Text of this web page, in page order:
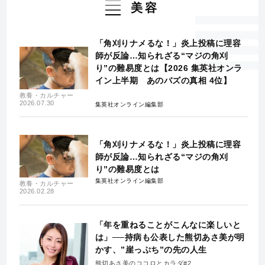
美容
教養・カルチャー
2026.07.30
「角刈りナメるな！」炎上投稿に理容
師が反論…知られざる“マジの角刈
り”の難易度とは【2026 集英社オンラ
イン上半期 あのバズの真相 4位】
集英社オンライン編集部
教養・カルチャー
2026.02.28
「角刈りナメるな！」炎上投稿に理容
師が反論…知られざる“マジの角刈
り”の難易度とは
集英社オンライン編集部
「年を重ねることがこんなに楽しいと
は」──持病も公表した熊切あさ美が明
かす、”崖っぷち”の先の人生
熊切あさ美のココロとカラダ#2